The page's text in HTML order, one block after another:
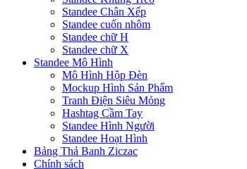
Standee Chân Xếp
Standee cuốn nhôm
Standee chữ H
Standee chữ X
Standee Mô Hình
Mô Hình Hộp Đèn
Mockup Hình Sản Phẩm
Tranh Điện Siêu Mỏng
Hashtag Cầm Tay
Standee Hình Người
Standee Hoạt Hình
Bảng Thả Banh Ziczac
Chính sách